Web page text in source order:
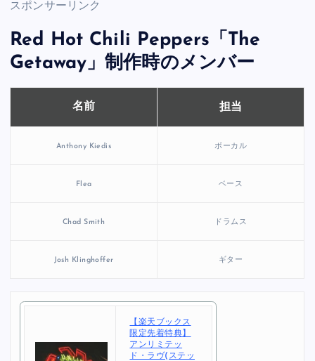
スポンサーリンク
Red Hot Chili Peppers「The
Getaway」制作時のメンバー
名前 担当
Anthony Kiedis ボーカル
Flea ベース
Chad Smith ドラムス
Josh Klinghoffer ギター
【楽天ブックス
限定先着特典】
アンリミテッ
ド・ラヴ(ステッ